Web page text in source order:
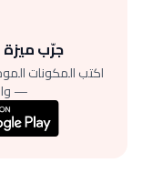
جرّب
اكتب المكونات
—